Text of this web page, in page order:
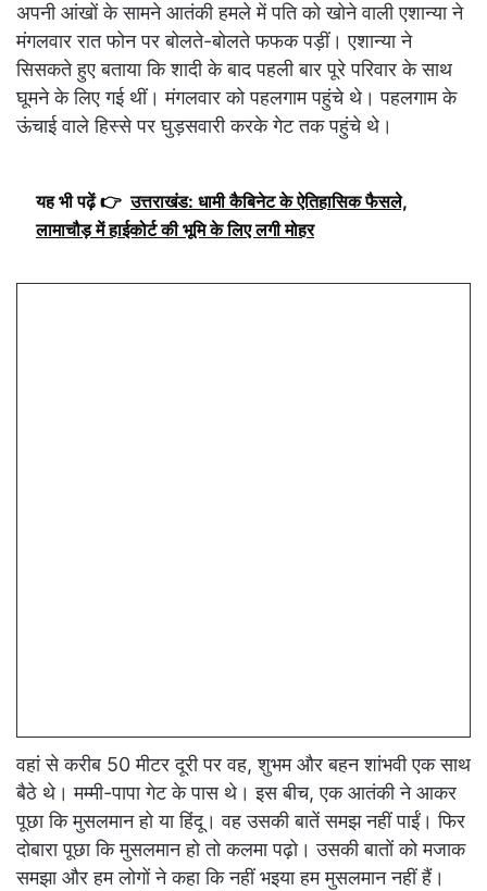
अपनी आंखों के सामने आतंकी हमले में पति को खोने वाली एशान्या ने
मंगलवार रात फोन पर बोलते-बोलते फफक पड़ीं। एशान्या ने
सिसकते हुए बताया कि शादी के बाद पहली बार पूरे परिवार के साथ
घूमने के लिए गई थीं। मंगलवार को पहलगाम पहुंचे थे। पहलगाम के
ऊंचाई वाले हिस्से पर घुड़सवारी करके गेट तक पहुंचे थे।
यह भी पढ़ें 👉 उत्तराखंड: धामी कैबिनेट के ऐतिहासिक फैसले,
लामाचौड़ में हाईकोर्ट की भूमि के लिए लगी मोहर
वहां से करीब 50 मीटर दूरी पर वह, शुभम और बहन शांभवी एक साथ
बैठे थे। मम्मी-पापा गेट के पास थे। इस बीच, एक आतंकी ने आकर
पूछा कि मुसलमान हो या हिंदू। वह उसकी बातें समझ नहीं पाईं। फिर
दोबारा पूछा कि मुसलमान हो तो कलमा पढ़ो। उसकी बातों को मजाक
समझा और हम लोगों ने कहा कि नहीं भइया हम मुसलमान नहीं हैं।